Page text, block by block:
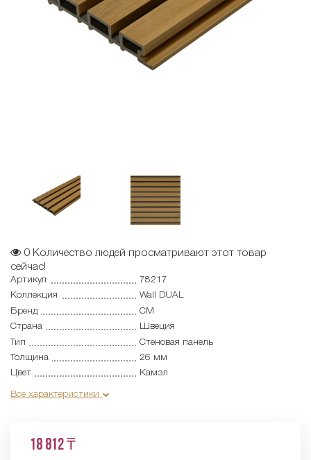
0 Количество людей просматривают этот товар
сейчас!
Артикул
78217
Коллекция
Wall DUAL
Бренд
CM
Страна
Швеция
Тип
Cтеновая панель
Толщина
26 мм
Цвет
Камэл
Все характеристики
18 812 ₸